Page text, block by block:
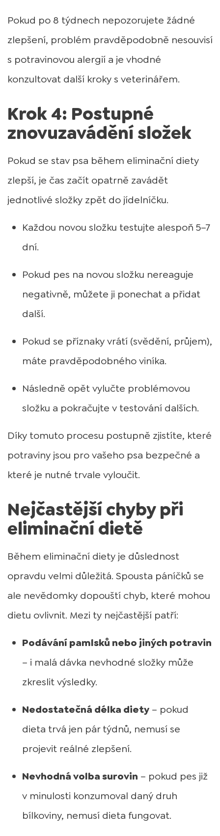
Pokud po 8 týdnech nepozorujete žádné
zlepšení, problém pravděpodobně nesouvisí
s potravinovou alergií a je vhodné
konzultovat další kroky s veterinářem.
Krok 4: Postupné
znovuzavádění složek
Pokud se stav psa během eliminační diety
zlepší, je čas začít opatrně zavádět
jednotlivé složky zpět do jídelníčku.
Každou novou složku testujte alespoň 5–7
dní.
Pokud pes na novou složku nereaguje
negativně, můžete ji ponechat a přidat
další.
Pokud se příznaky vrátí (svědění, průjem),
máte pravděpodobného viníka.
Následně opět vylučte problémovou
složku a pokračujte v testování dalších.
Díky tomuto procesu postupně zjistíte, které
potraviny jsou pro vašeho psa bezpečné a
které je nutné trvale vyloučit.
Nejčastější chyby při
eliminační dietě
Během eliminační diety je důslednost
opravdu velmi důležitá. Spousta páníčků se
ale nevědomky dopouští chyb, které mohou
dietu ovlivnit. Mezi ty nejčastější patří:
Podávání pamlsků nebo jiných potravin
– i malá dávka nevhodné složky může
zkreslit výsledky.
Nedostatečná délka diety – pokud
dieta trvá jen pár týdnů, nemusí se
projevit reálné zlepšení.
Nevhodná volba surovin – pokud pes již
v minulosti konzumoval daný druh
bílkoviny, nemusí dieta fungovat.